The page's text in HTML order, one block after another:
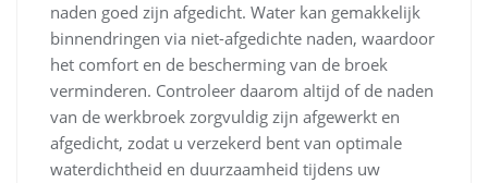
naden goed zijn afgedicht. Water kan gemakkelijk
binnendringen via niet-afgedichte naden, waardoor
het comfort en de bescherming van de broek
verminderen. Controleer daarom altijd of de naden
van de werkbroek zorgvuldig zijn afgewerkt en
afgedicht, zodat u verzekerd bent van optimale
waterdichtheid en duurzaamheid tijdens uw